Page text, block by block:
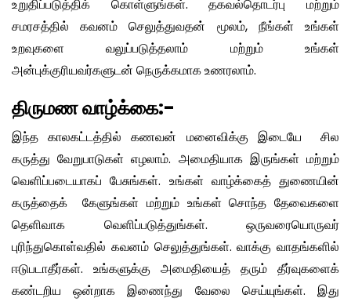
உறுதிப்படுத்திக் கொள்ளுங்கள். தகவல்தொடர்பு மற்றும்
சமரசத்தில் கவனம் செலுத்துவதன் மூலம், நீங்கள் உங்கள்
உறவுகளை வலுப்படுத்தலாம் மற்றும் உங்கள்
அன்புக்குரியவர்களுடன் நெருக்கமாக உணரலாம்.
திருமண வாழ்க்கை:-
இந்த காலகட்டத்தில் கணவன் மனைவிக்கு இடையே சில
கருத்து வேறுபாடுகள் எழலாம். அமைதியாக இருங்கள் மற்றும்
வெளிப்படையாகப் பேசுங்கள். உங்கள் வாழ்க்கைத் துணையின்
கருத்தைக் கேளுங்கள் மற்றும் உங்கள் சொந்த தேவைகளை
தெளிவாக வெளிப்படுத்துங்கள். ஒருவரையொருவர்
புரிந்துகொள்வதில் கவனம் செலுத்துங்கள். வாக்கு வாதங்களில்
ஈடுபடாதீர்கள். உங்களுக்கு அமைதியைத் தரும் தீர்வுகளைக்
கண்டறிய ஒன்றாக இணைந்து வேலை செய்யுங்கள். இது